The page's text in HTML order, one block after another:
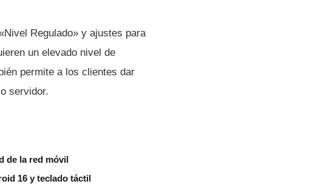
Regulado» y ajustes para
un elevado nivel de
permite a los clientes dar
servidor.
de la red móvil
16 y teclado táctil